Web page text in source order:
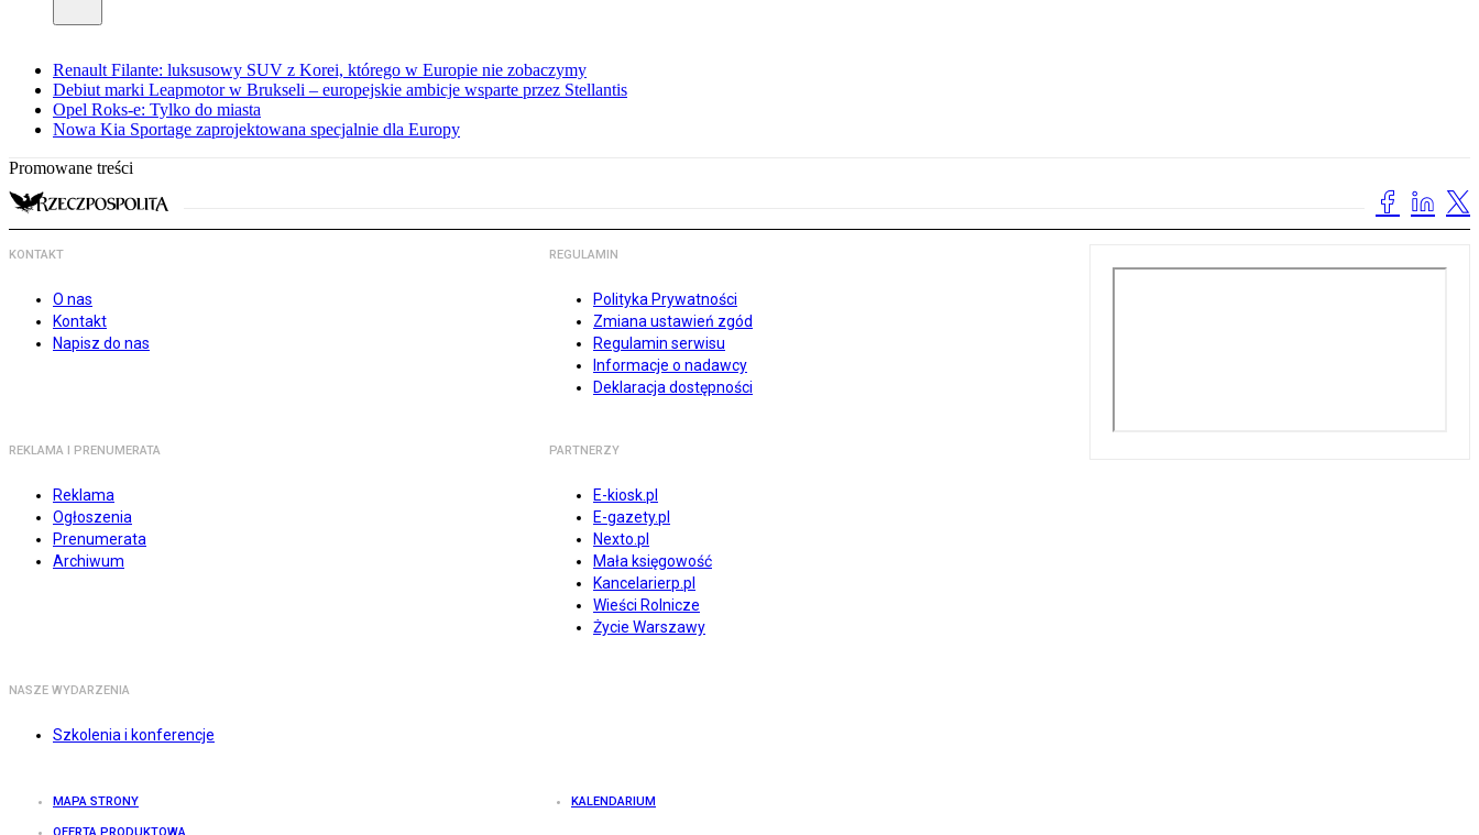
Renault Filante: luksusowy SUV z Korei, którego w Europie nie zobaczymy
Debiut marki Leapmotor w Brukseli – europejskie ambicje wsparte przez Stellantis
Opel Roks-e: Tylko do miasta
Nowa Kia Sportage zaprojektowana specjalnie dla Europy
Promowane treści
KONTAKT
O nas
Kontakt
Napisz do nas
REGULAMIN
Polityka Prywatności
Zmiana ustawień zgód
Regulamin serwisu
Informacje o nadawcy
Deklaracja dostępności
REKLAMA I PRENUMERATA
Reklama
Ogłoszenia
Prenumerata
Archiwum
PARTNERZY
E-kiosk.pl
E-gazety.pl
Nexto.pl
Mała księgowość
Kancelarierp.pl
Wieści Rolnicze
Życie Warszawy
NASZE WYDARZENIA
Szkolenia i konferencje
MAPA STRONY KALENDARIUM